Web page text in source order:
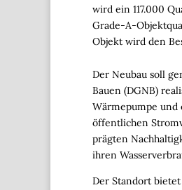
wird ein 117.000
Grade-A-
Objekt wird den
Der Neubau soll
Bauen (DGNB)
Wärmepumpe und
öffentlichen
prägten
ihren
Der Standort